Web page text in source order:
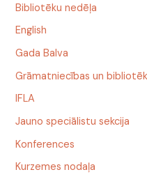
Bibliotēku nedēļa
English
Gada Balva
Grāmatniecības un
IFLA
Jauno speciālistu sekcija
Konferences
Kurzemes nodaļa